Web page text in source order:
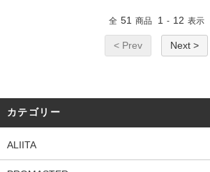
全 51 商品 1 - 12 表示
< Prev Next >
カテゴリー
ALIITA